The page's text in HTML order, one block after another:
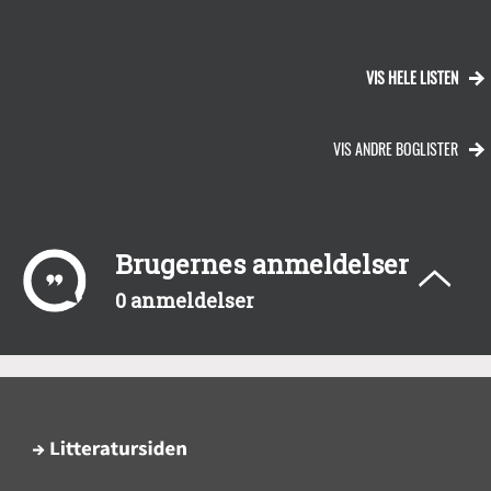
VIS HELE LISTEN
VIS ANDRE BOGLISTER
Brugernes anmeldelser
0 anmeldelser